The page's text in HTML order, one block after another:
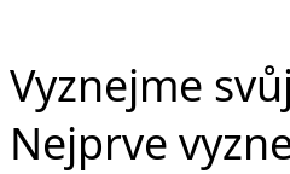
Vyznejme
Nejprve